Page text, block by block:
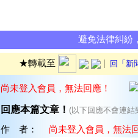
避免法律糾紛
★轉載至 | 回「新
尚未登入會員，無法回應！
回應本篇文章！ (以下回應不會連
作 者：
尚未登入會員，無法